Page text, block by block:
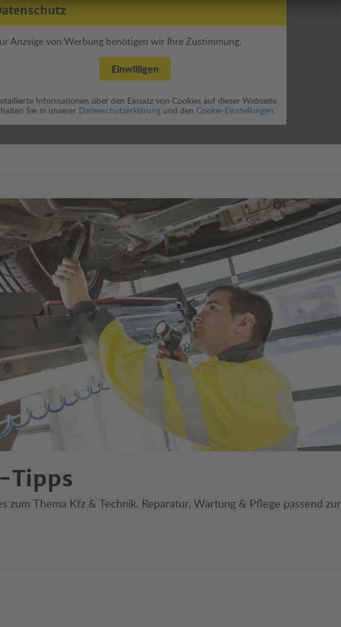
Anzeige von Werbung benötigen wir Ihre Zustimmung.
Einwilligen
Informationen über den Einsatz von Cookies auf dieser Webseite
Sie in unserer Datenschutzerklärung und den Cookie-Einstellungen.
Thema
Tipps
zum Thema Kfz & Technik. Reparatur, Wartung & Pflege passend zur